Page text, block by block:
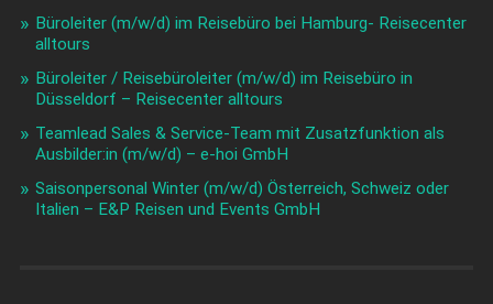
Büroleiter (m/w/d) im Reisebüro bei Hamburg- Reisecenter
alltours
Büroleiter / Reisebüroleiter (m/w/d) im Reisebüro in
Düsseldorf – Reisecenter alltours
Teamlead Sales & Service-Team mit Zusatzfunktion als
Ausbilder:in (m/w/d) – e-hoi GmbH
Saisonpersonal Winter (m/w/d) Österreich, Schweiz oder
Italien – E&P Reisen und Events GmbH